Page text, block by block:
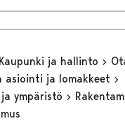
Kaupunki ja hallinto
asiointi ja lomakkeet
ympäristö